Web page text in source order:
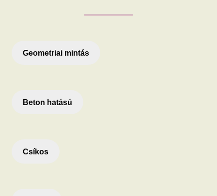
Geometriai mintás
Beton hatású
Csíkos